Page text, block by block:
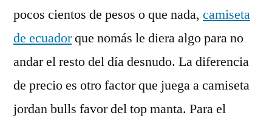
pocos cientos de pesos o que nada, camiseta
de ecuadorque nomás le diera algo para no
andar el resto del día desnudo. La diferencia
de precio es otro factor que juega a camiseta
jordan bulls favor del top manta. Para el